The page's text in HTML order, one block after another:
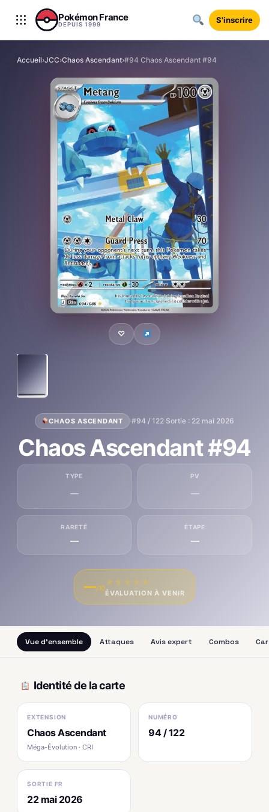
Aller au contenu
Pokémon France
DEPUIS 1999 S'inscrire
Accueil›JCC›Chaos Ascendant›#94 Chaos Ascendant #94
♡
CHAOS ASCENDANT ·#94 / 122·Sortie : 22 mai 2026
Chaos Ascendant #94
TYPE
—
PV
—
RARETÉ
—
ÉTAPE
—
—/10
★ ★ ★ ★ ★
ÉVALUATION À VENIR
Vue d'ensemble Attaques Avis expert Combos
Identité de la carte
EXTENSION
Chaos Ascendant
Méga-Évolution · CRI
NUMÉRO
94 / 122
SORTIE FR
22 mai 2026